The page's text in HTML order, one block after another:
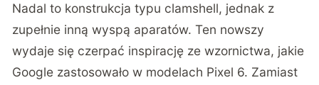
Nadal to konstrukcja typu clamshell, jednak z
zupełnie inną wyspą aparatów. Ten nowszy
wydaje się czerpać inspirację ze wzornictwa, jakie
Google zastosowało w modelach Pixel 6. Zamiast